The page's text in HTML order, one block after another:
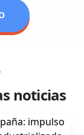
noticias